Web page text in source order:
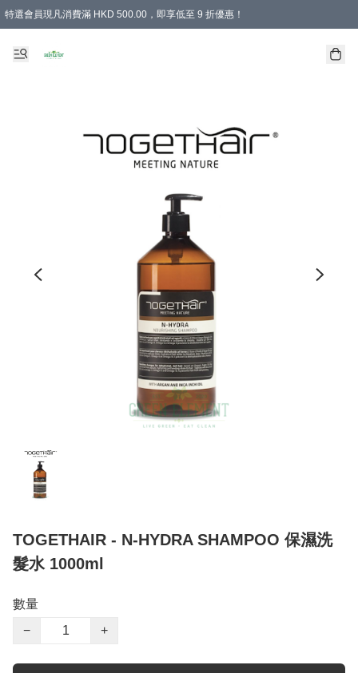
特選會員現凡消費滿 HKD 500.00，即享低至 9 折優惠！
TOGETHAIR - N-HYDRA SHAMPOO 保濕洗
髮水 1000ml
數量
−
+